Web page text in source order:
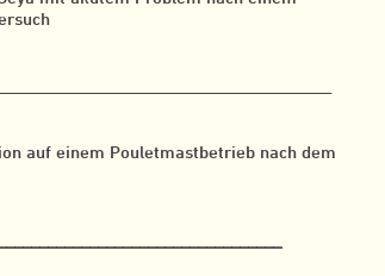
auf einem Pouletmastbetrieb nach dem